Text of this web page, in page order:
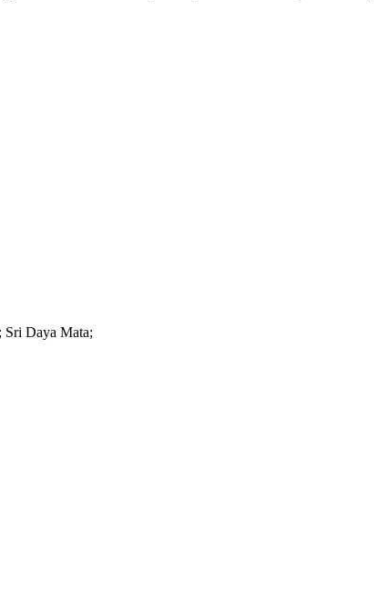
Sri Daya Mata;